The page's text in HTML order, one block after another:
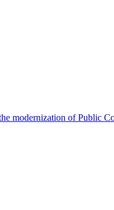
modernization of Public